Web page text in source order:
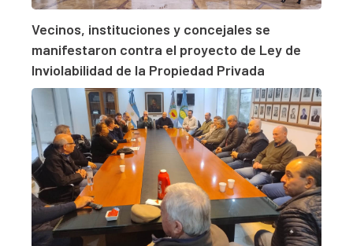
Vecinos, instituciones y concejales se
manifestaron contra el proyecto de Ley de
Inviolabilidad de la Propiedad Privada